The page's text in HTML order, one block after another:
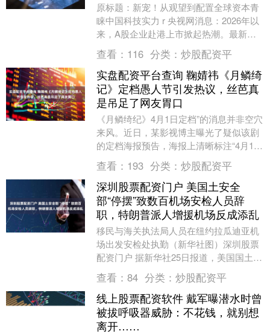
原标题：新宠！从观望到配置全球资本青
睐中国科技实力 r 央视网消息：2026年以
来，A股企业赴港上市掀起热潮。最新数
据显示，截至3月31日，港股市场40家企
业完....
查看： 116 分类： 炒股配资平
实盘配资平台查询 鞠婧祎《月鳞绮
记》定档愚人节引发热议，丝芭真
是吊足了网友胃口
《月鳞绮纪》4月1日定档”的消息并非空穴
来风。近日，某影视博主曝光了疑似该剧
的定档海报预告，海报上清晰标注“4月1日
开播”，配文“古装女神重磅归来”，随后多
位娱....
查看： 193 分类： 炒股配资平
深圳股票配资门户 美国土安全
部“停摆”致数百机场安检人员辞
职，特朗普派人增援机场反成添乱
移民与海关执法局人员在纽约拉瓜迪亚机
场出发安检处执勤（新华社图）深圳股票
配资门户 据新华社25日报道，美国国土安
全部定于25日向国会通报，该部门“停
摆”导致5万....
查看： 84 分类： 炒股配资平
线上股票配资软件 戴军曝潜水时曾
被拔呼吸器威胁：不花钱，就别想
离开……